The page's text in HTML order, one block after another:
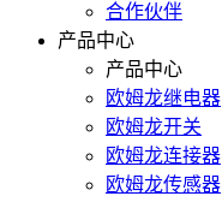
合作伙伴
产品中心
产品中心
欧姆龙继电器
欧姆龙开关
欧姆龙连接器
欧姆龙传感器